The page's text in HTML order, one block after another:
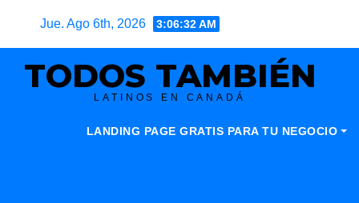
Jue. Ago 6th, 2026 3:06:34 AM
TODOS TAMBIÉN
LATINOS EN CANADÁ
LANDING PAGE GRATIS PARA TU NEGOCIO